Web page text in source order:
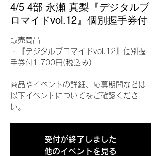
4/5 4部 永瀬 真梨『デジタルブ
ロマイドvol.12』個別握手券付
販売商品
・『デジタルブロマイドvol.12』個別握
手券付1,700円(税込み)
商品やイベントの詳細、応募期間などは
以下イベントについてをご確認くださ
い。
受付が終了しました
他のイベントを見る